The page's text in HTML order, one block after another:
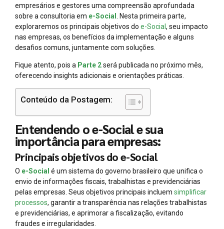
empresários e gestores uma compreensão aprofundada
sobre a consultoria em e-Social
. Nesta primeira parte,
exploraremos os principais objetivos do e-Social , seu impacto
nas empresas, os benefícios da implementação e alguns
desafios comuns, juntamente com soluções.
Fique atento, pois a Parte 2será publicada no próximo mês,
oferecendo insights adicionais e orientações práticas.
Conteúdo da Postagem:
Entendendo o e-Social e sua
importância para empresas:
Principais objetivos do e-Social
O e-Social é um sistema do governo brasileiro que unifica o
envio de informações fiscais, trabalhistas e previdenciárias
pelas empresas. Seus objetivos principais incluem simplificar
processos, garantir a transparência nas relações trabalhistas
e previdenciárias, e aprimorar a fiscalização, evitando
fraudes e irregularidades.